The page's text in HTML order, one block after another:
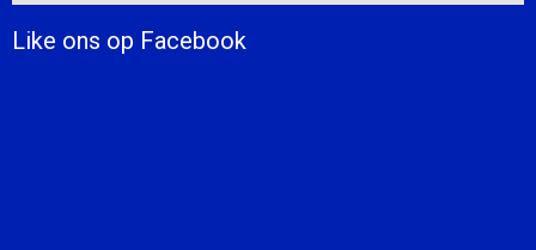
Like ons op Facebook